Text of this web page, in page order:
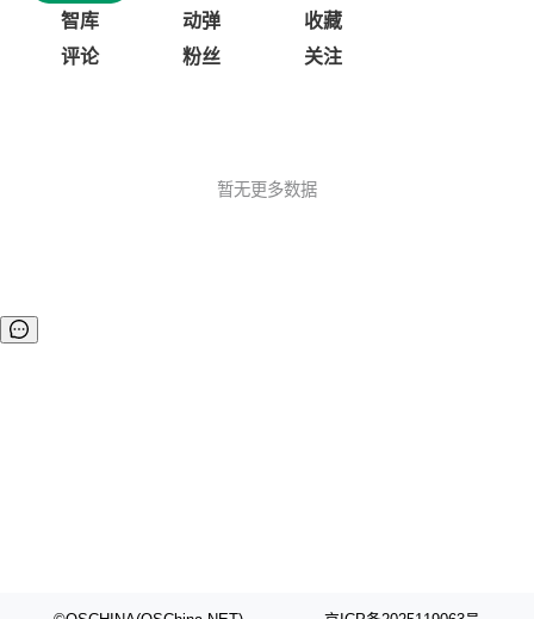
智库
动弹
收藏
评论
粉丝 关注
暂无更多数据